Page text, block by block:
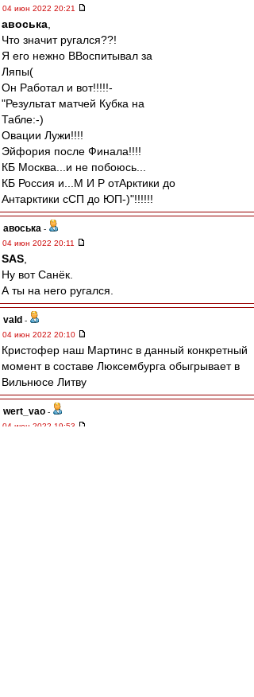
04 июн 2022 20:21
авоська
Что значит ругался??!
Я его нежно ВВоспитывал за
Ляпы(
Он Работал и вот!!!!!-
"Результат матчей Кубка на
Табле:-)
Овации Лужи!!!!
Эйфория после Финала!!!!
КБ Москва...и не побоюсь...
КБ Россия и...М И Р отАрктики до
Антарктики сСП до ЮП-)"!!!!!!
авоська -
04 июн 2022 20:11
SAS
Ну вот Санёк.
А ты на него ругался.
vald -
04 июн 2022 20:10
Кристофер наш Мартинс в данный конкретный
момент в составе Люксембурга обыгрывает в
Вильнюсе Литву
wert_vao -
04 июн 2022 19:53